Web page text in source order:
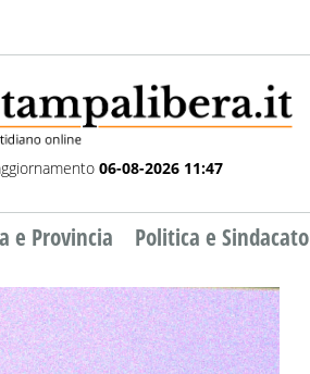
06-08-2026 11:47
e Provincia Politica e Sindacato